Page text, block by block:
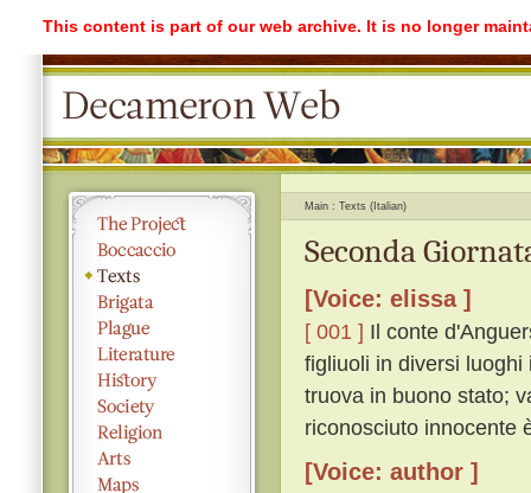
This content is part of our web archive. It is no longer
Main Texts (Italian)
Seconda
[Voice: elissa ]
[ 001 ] Il conte
figliuoli in diversi
truova in buono stato;
riconosciuto innocente
[Voice: author ]